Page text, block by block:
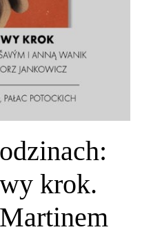
krok.